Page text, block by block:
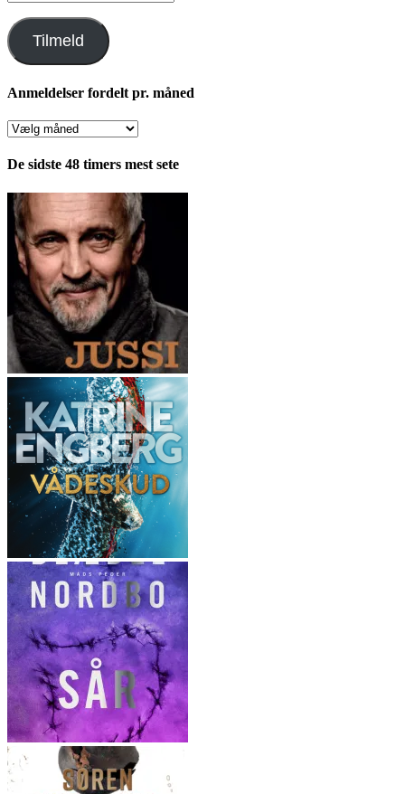
mail-
adresse
Tilmeld
Anmeldelser fordelt pr. måned
Anmeldelser
pr.
De sidste 48 timers mest sete